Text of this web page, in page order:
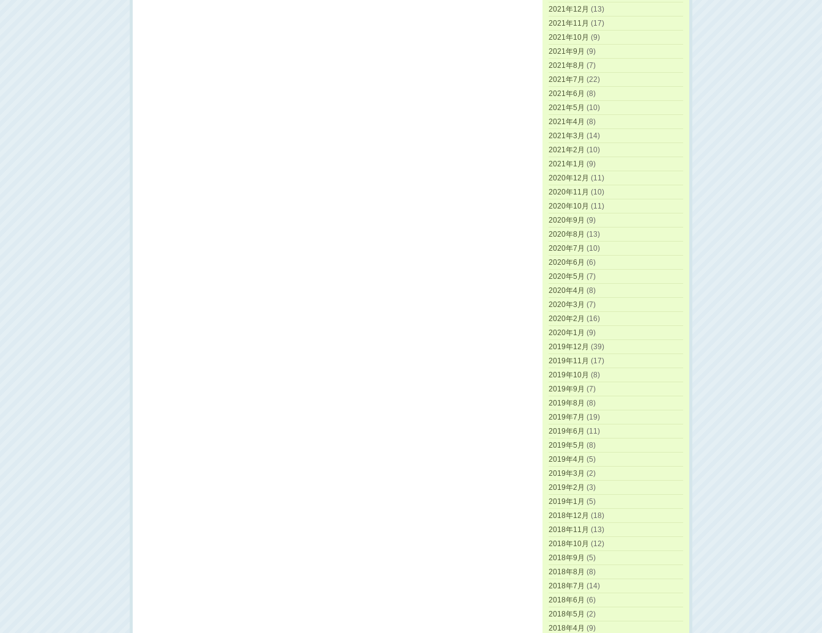
2021年12月 (13)
2021年11月 (17)
2021年10月 (9)
2021年9月 (9)
2021年8月 (7)
2021年7月 (22)
2021年6月 (8)
2021年5月 (10)
2021年4月 (8)
2021年3月 (14)
2021年2月 (10)
2021年1月 (9)
2020年12月 (11)
2020年11月 (10)
2020年10月 (11)
2020年9月 (9)
2020年8月 (13)
2020年7月 (10)
2020年6月 (6)
2020年5月 (7)
2020年4月 (8)
2020年3月 (7)
2020年2月 (16)
2020年1月 (9)
2019年12月 (39)
2019年11月 (17)
2019年10月 (8)
2019年9月 (7)
2019年8月 (8)
2019年7月 (19)
2019年6月 (11)
2019年5月 (8)
2019年4月 (5)
2019年3月 (2)
2019年2月 (3)
2019年1月 (5)
2018年12月 (18)
2018年11月 (13)
2018年10月 (12)
2018年9月 (5)
2018年8月 (8)
2018年7月 (14)
2018年6月 (6)
2018年5月 (2)
2018年4月 (9)